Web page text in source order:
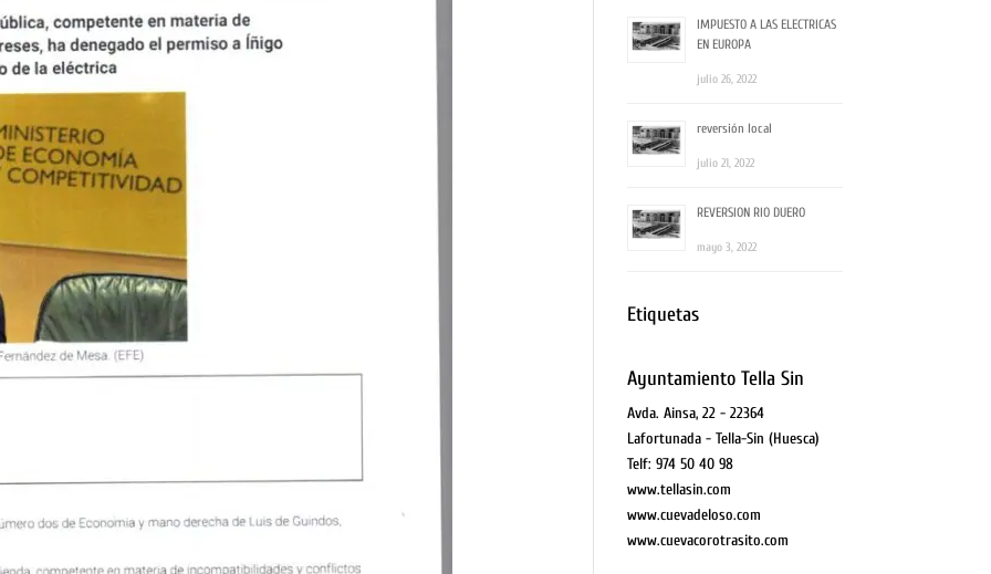
IMPUESTO A LAS ELECTRICAS
EN EUROPA
julio 26, 2022
reversión local
julio 21, 2022
REVERSION RIO DUERO
mayo 3, 2022
Etiquetas
Ayuntamiento Tella Sin
Avda. Ainsa, 22 - 22364
Lafortunada - Tella-Sin (Huesca)
Telf: 974 50 40 98
www.tellasin.com
www.cuevadeloso.com
www.cuevacorotrasito.com